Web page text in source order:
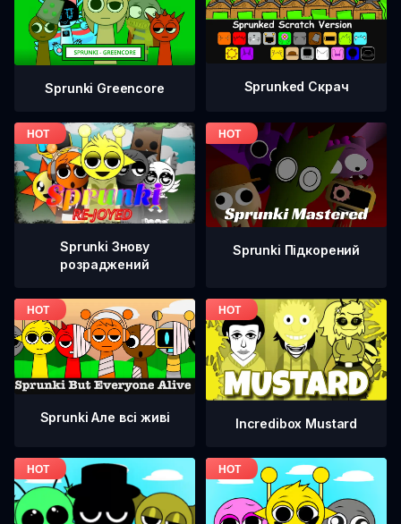
Sprunki Greencore Sprunked Скрач
Sprunki Знову
розраджений
Sprunki Підкорений
Sprunki Але всі живі Incredibox Mustard